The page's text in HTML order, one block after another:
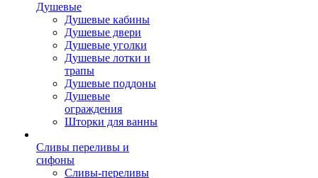
Душевые
Душевые кабины
Душевые двери
Душевые уголки
Душевые лотки и
трапы
Душевые поддоны
Душевые
ограждения
Шторки для ванны
Сливы переливы и
сифоны
Сливы-переливы